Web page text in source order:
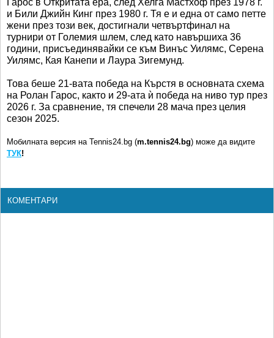
Гарос в Откритата ера, след Хелга Мастхоф през 1978 г.
и Били Джийн Кинг през 1980 г. Тя е и една от само петте
жени през този век, достигнали четвъртфинал на
турнири от Големия шлем, след като навършиха 36
години, присъединявайки се към Винъс Уилямс, Серена
Уилямс, Кая Канепи и Лаура Зигемунд.
Това беше 21-вата победа на Кърстя в основната схема
на Ролан Гарос, както и 29-ата ѝ победа на ниво тур през
2026 г. За сравнение, тя спечели 28 мача през целия
сезон 2025.
Мобилната версия на Tennis24.bg (m.tennis24.bg) може да видите
ТУК!
КОМЕНТАРИ